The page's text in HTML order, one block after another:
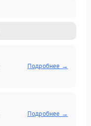
Подробнее →
Подробнее →